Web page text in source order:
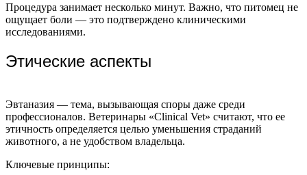
Процедура занимает несколько минут. Важно, что питомец не
ощущает боли — это подтверждено клиническими
исследованиями.
Этические аспекты
Эвтаназия — тема, вызывающая споры даже среди
профессионалов. Ветеринары «Clinical Vet» считают, что ее
этичность определяется целью уменьшения страданий
животного, а не удобством владельца.
Ключевые принципы: